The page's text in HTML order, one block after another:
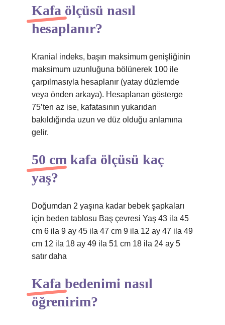
Kafa ölçüsü nasıl
hesaplanır?
Kranial indeks, başın maksimum genişliğinin
maksimum uzunluğuna bölünerek 100 ile
çarpılmasıyla hesaplanır (yatay düzlemde
veya önden arkaya). Hesaplanan gösterge
75’ten az ise, kafatasının yukarıdan
bakıldığında uzun ve düz olduğu anlamına
gelir.
50 cm kafa ölçüsü kaç
yaş?
Doğumdan 2 yaşına kadar bebek şapkaları
için beden tablosu Baş çevresi Yaş 43 ila 45
cm 6 ila 9 ay 45 ila 47 cm 9 ila 12 ay 47 ila 49
cm 12 ila 18 ay 49 ila 51 cm 18 ila 24 ay 5
satır daha
Kafa bedenimi nasıl
öğrenirim?